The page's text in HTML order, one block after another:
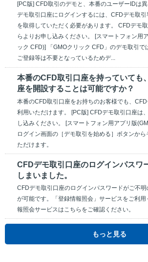
[PC版] CFD取引のデモと、本番のユーザーIDは
デモ取引口座にログインするには、CFDデモ取
を取得していただく必要があります。 CFDデモ
らよりお申し込みください。 [スマートフォン用
ック CFD)] 「GMOクリック CFD」のデモ取引で
ご登録等は不要となっているためデ...
本番のCFD取引口座を持っていても
座を開設することは可能ですか？
本番のCFD取引口座をお持ちのお客様でも、
利用いただけます。 [PC版] CFDデモ取引口座は
し込みください。 [スマートフォン用アプリ版
ログイン画面の［デモ取引を始める］ボタンか
ただけます。
CFDデモ取引口座のログインパスワ
しまいました。
CFDデモ取引口座のログインパスワードがご不
が可能です。「登録情報照会」サービスをご利
報照会サービスはこちらをご確認ください。
もっと見る